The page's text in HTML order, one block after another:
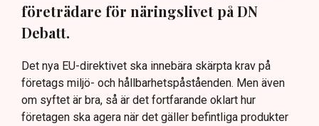
företrädare för näringslivet på DN
Debatt.
Det nya EU-direktivet ska innebära skärpta krav på
företags miljö- och hållbarhetspåståenden. Men även
om syftet är bra, så är det fortfarande oklart hur
företagen ska agera när det gäller befintliga produkter